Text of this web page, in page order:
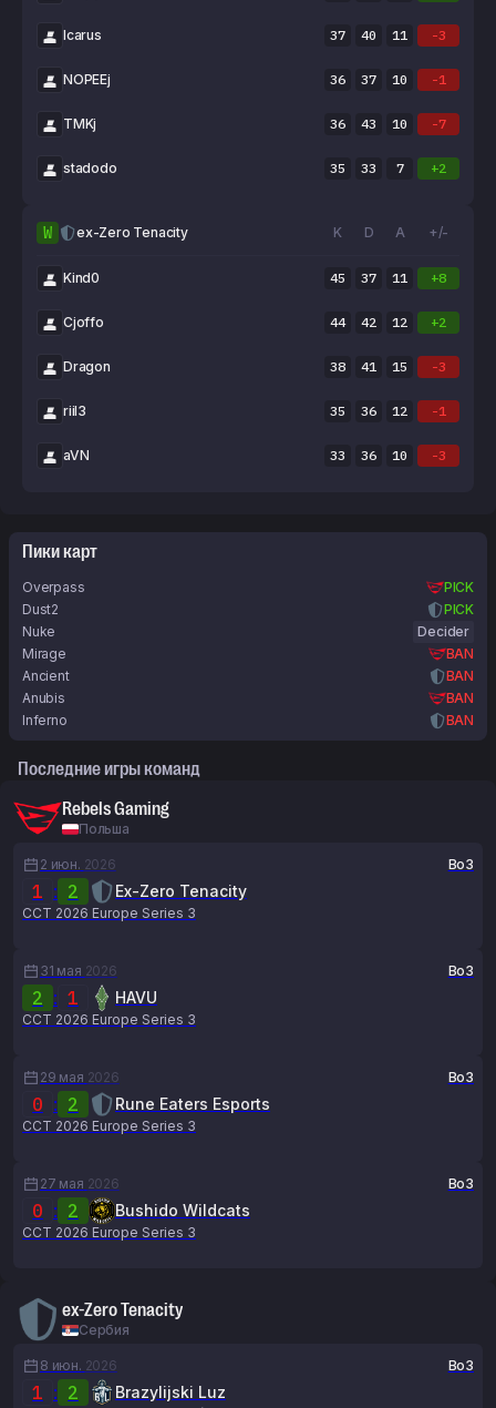
Icarus 37 40 11 -3
NOPEEj 36 37 10 -1
TMKj 36 43 10 -7
stadodo 35 33 7 +2
W ex-Zero Tenacity K D A +/-
Kind0 45 37 11 +8
Cjoffo 44 42 12 +2
Dragon 38 41 15 -3
riil3 35 36 12 -1
aVN 33 36 10 -3
Пики карт
Overpass
PICK
Dust2
PICK
Nuke
Decider
Mirage
BAN
Ancient
BAN
Anubis
BAN
Inferno
BAN
Последние игры команд
Rebels Gaming
Польша
2 июн. 2026 Bo3
1 : 2 Ex-Zero Tenacity
CCT 2026 Europe Series 3
31 мая 2026 Bo3
2 : 1 HAVU
CCT 2026 Europe Series 3
29 мая 2026 Bo3
0 : 2 Rune Eaters Esports
CCT 2026 Europe Series 3
27 мая 2026 Bo3
0 : 2 Bushido Wildcats
CCT 2026 Europe Series 3
ex-Zero Tenacity
Сербия
8 июн. 2026 Bo3
1 : 2 Brazylijski Luz